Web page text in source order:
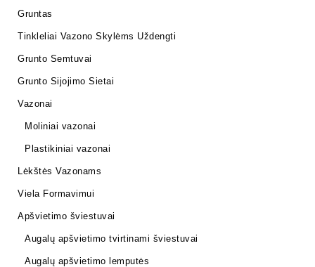
Gruntas
Tinkleliai Vazono Skylėms Uždengti
Grunto Semtuvai
Grunto Sijojimo Sietai
Vazonai
Moliniai vazonai
Plastikiniai vazonai
Lėkštės Vazonams
Viela Formavimui
Apšvietimo šviestuvai
Augalų apšvietimo tvirtinami šviestuvai
Augalų apšvietimo lemputės